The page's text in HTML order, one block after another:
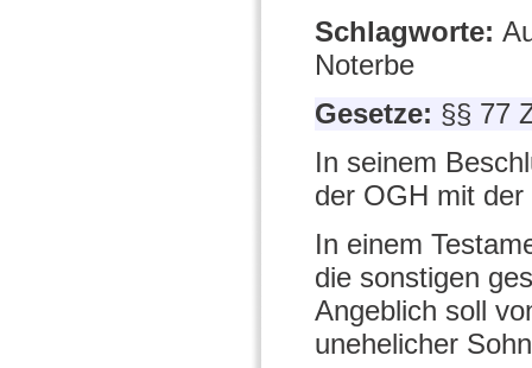
Schlagworte:
Noterbe
Gesetze: §§ 77
In seinem
der OGH mit
In einem
die sonstigen
Angeblich soll
unehelicher